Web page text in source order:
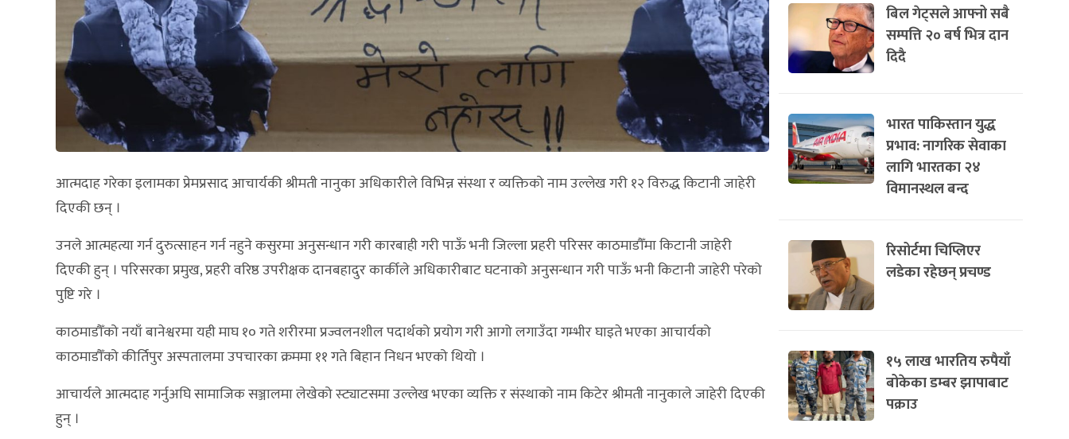
आत्मदाह गरेका इलामका प्रेमप्रसाद आचार्यकी श्रीमती नानुका अधिकारीले विभिन्न संस्था र व्यक्तिको नाम उल्लेख गरी १२ विरुद्ध किटानी जाहेरी
दिएकी छन् ।
उनले आत्महत्या गर्न दुरुत्साहन गर्न नहुने कसुरमा अनुसन्धान गरी कारबाही गरी पाऊँ भनी जिल्ला प्रहरी परिसर काठमाडौँमा किटानी जाहेरी
दिएकी हुन् । परिसरका प्रमुख, प्रहरी वरिष्ठ उपरीक्षक दानबहादुर कार्कीले अधिकारीबाट घटनाको अनुसन्धान गरी पाऊँ भनी किटानी जाहेरी परेको
पुष्टि गरे ।
काठमाडौँको नयाँ बानेश्वरमा यही माघ १० गते शरीरमा प्रज्वलनशील पदार्थको प्रयोग गरी आगो लगाउँदा गम्भीर घाइते भएका आचार्यको
काठमाडौँको कीर्तिपुर अस्पतालमा उपचारका क्रममा ११ गते बिहान निधन भएको थियो ।
आचार्यले आत्मदाह गर्नुअघि सामाजिक सञ्जालमा लेखेको स्ट्याटसमा उल्लेख भएका व्यक्ति र संस्थाको नाम किटेर श्रीमती नानुकाले जाहेरी दिएकी
हुन् ।
बिल गेट्सले आफ्नो सबै
सम्पत्ति २० बर्ष भित्र दान
दिदै
भारत पाकिस्तान युद्ध
प्रभाव: नागरिक सेवाका
लागि भारतका २४
विमानस्थल बन्द
रिसोर्टमा चिप्लिएर
लडेका रहेछन् प्रचण्ड
१५ लाख भारतिय रुपैयाँ
बोकेका डम्बर झापाबाट
पक्राउ